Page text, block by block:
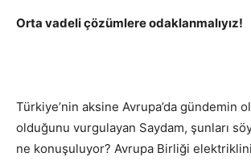
Orta vadeli çözümlere odaklanmalıyız!
Türkiye’nin aksine Avrupa’da gündemin
olduğunu vurgulayan Saydam, şunları
ne konuşuluyor? Avrupa Birliği